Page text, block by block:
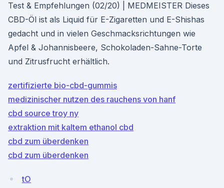
Test & Empfehlungen (02/20) | MEDMEISTER Dieses
CBD-Öl ist als Liquid für E-Zigaretten und E-Shishas
gedacht und in vielen Geschmacksrichtungen wie
Apfel & Johannisbeere, Schokoladen-Sahne-Torte
und Zitrusfrucht erhältlich.
zertifizierte bio-cbd-gummis
medizinischer nutzen des rauchens von hanf
cbd source troy ny
extraktion mit kaltem ethanol cbd
cbd zum überdenken
cbd zum überdenken
tO